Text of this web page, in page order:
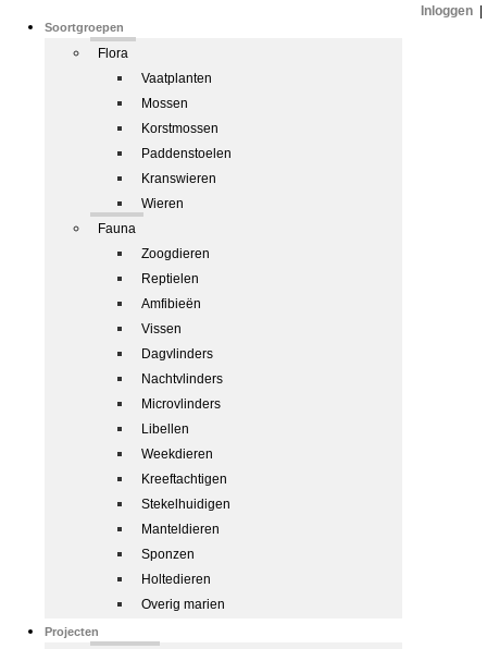
Soortgroepen
Flora
Vaatplanten
Mossen
Korstmossen
Paddenstoelen
Kranswieren
Wieren
Fauna
Zoogdieren
Reptielen
Amfibieën
Vissen
Dagvlinders
Nachtvlinders
Microvlinders
Libellen
Weekdieren
Kreeftachtigen
Stekelhuidigen
Manteldieren
Sponzen
Holtedieren
Overig marien
Projecten
Inloggen